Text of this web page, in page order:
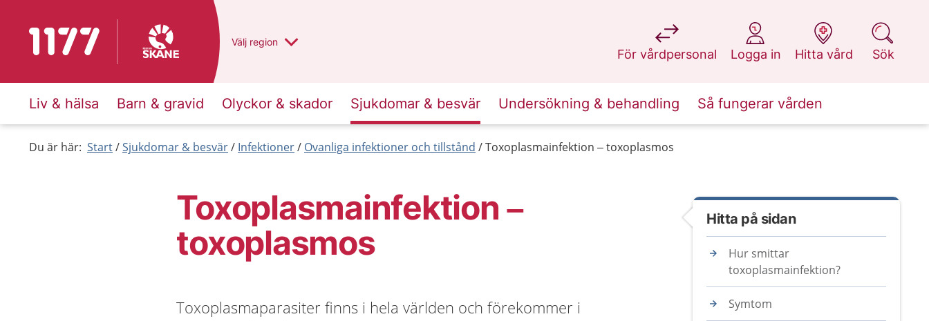
Till startsidan för 1177 Du har valt region
Välj en annan
region
För vårdpersonal
på 1177.se
Logga in
på 1177.se
Hitta vård
på 1177.se
Sök
på 1177.se
Liv & hälsa Barn & gravid Olyckor & skador Sjukdomar & besvär Undersökning & behandling Så fungerar vården
Du är här: Start Sjukdomar & besvär Infektioner Ovanliga infektioner och tillstånd Toxoplasmainfektion – toxoplasmos
Toxoplasmainfektion –
toxoplasmos
Toxoplasmaparasiter finns i hela världen och förekommer i
Hitta på sidan
Hur smittar
toxoplasmainfektion?
Symtom